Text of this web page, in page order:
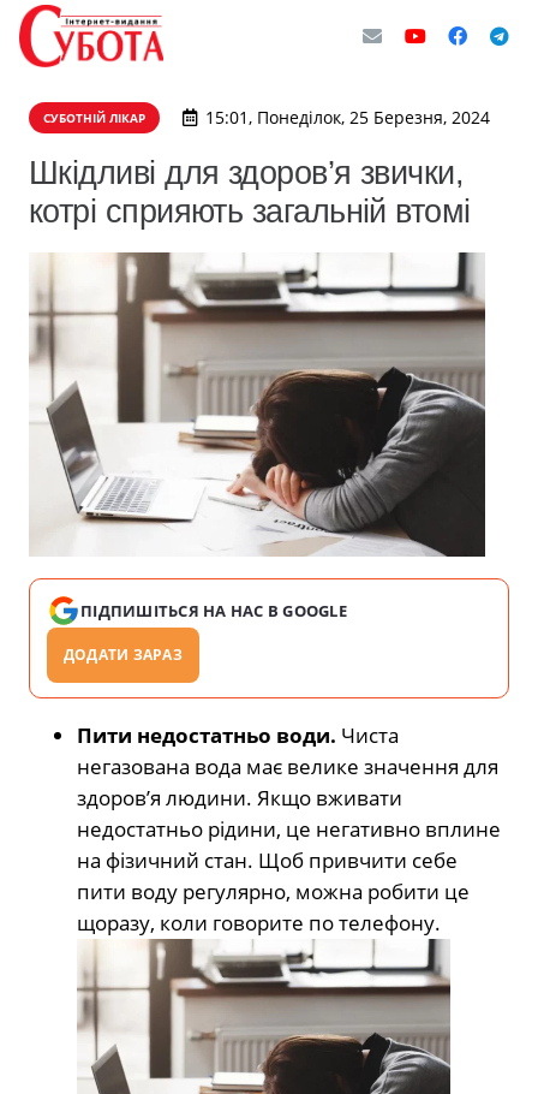
СУБОТНІЙ ЛІКАР 15:01, Понеділок, 25 Березня, 2024
Шкідливі для здоров’я звички,
котрі сприяють загальній втомі
ПІДПИШІТЬСЯ НА НАС В GOOGLE
ДОДАТИ ЗАРАЗ
Пити недостатньо води. Чиста
негазована вода має велике значення для
здоров’я людини. Якщо вживати
недостатньо рідини, це негативно вплине
на фізичний стан. Щоб привчити себе
пити воду регулярно, можна робити це
щоразу, коли говорите по телефону.